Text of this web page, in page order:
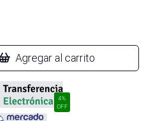
Agregar al carrito
4%
OFF